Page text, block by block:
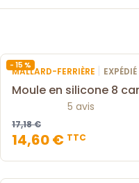
- 15 %
MALLARD-FERRIÈRE |
Moule en silicone 8
5 avis
17,18 €
14,60 € TTC